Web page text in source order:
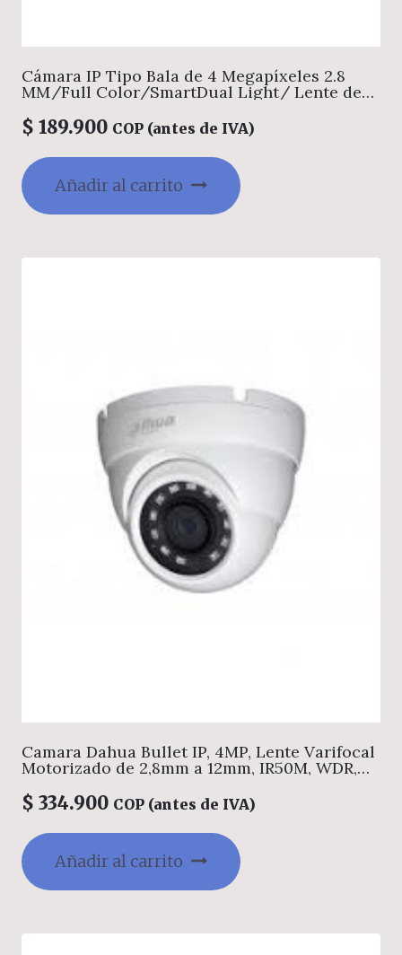
Cámara IP Tipo Bala de 4 Megapíxeles 2.8
MM/Full Color/SmartDual Light/ Lente de
Integrado/ 15 Metros de Iluminación con Luz
Visible/ Compresión H.265+/ Metal
+Plástico/ IP67/ IR y Luz calida 30mts/Audio
Incorporado/
$ 189.900 COP (antes de IVA)
Añadir al carrito
Camara Dahua Bullet IP, 4MP, Lente Varifocal
Motorizado de 2,8mm a 12mm, IR50M, WDR,
manipulación de video, desconexión de red,
conflicto de IP, acceso ilegal, 12V DC/PoE,
IP67
$ 334.900 COP (antes de IVA)
Añadir al carrito